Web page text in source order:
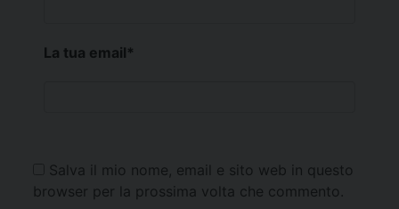
La tua email*
Salva il mio nome, email e sito web in questo
browser per la prossima volta che commento.